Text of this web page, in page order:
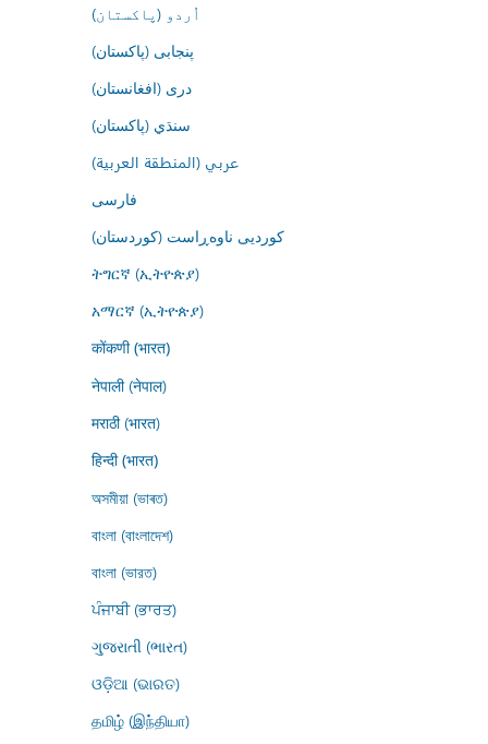
اُردو (پاکستان)
پنجابی (پاکستان)
درى (افغانستان)
سنڌي (پاکستان)
عربي (المنطقة العربية)
فارسى
کوردیی ناوەڕاست (کوردستان)
ትግርኛ (ኢትዮጵያ)
አማርኛ (ኢትዮጵያ)
कोंकणी (भारत)
नेपाली (नेपाल)
मराठी (भारत)
हिन्दी (भारत)
অসমীয়া (ভাৰত)
বাংলা (বাংলাদেশ)
বাংলা (ভারত)
ਪੰਜਾਬੀ (ਭਾਰਤ)
ગુજરાતી (ભારત)
ଓଡ଼ିଆ (ଭାରତ)
தமிழ் (இந்தியா)